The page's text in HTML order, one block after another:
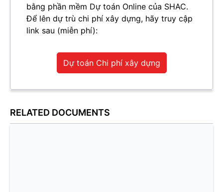
bằng phần mềm Dự toán Online của SHAC.
Để lên dự trù chi phí xây dựng, hãy truy cập
link sau (miễn phí):
Dự toán Chi phí xây dựng
RELATED DOCUMENTS